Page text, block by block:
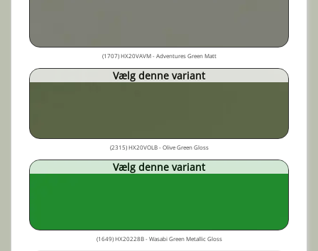
(1707) HX20VAVM - Adventures Green Matt
Vælg denne variant
(2315) HX20VOLB - Olive Green Gloss
Vælg denne variant
(1649) HX20228B - Wasabi Green Metallic Gloss